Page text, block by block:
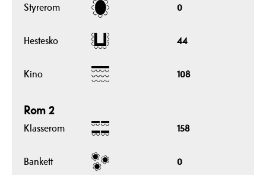
Styrerom 0
Hestesko 44
Kino 108
Rom 2
Klasserom 158
Bankett 0